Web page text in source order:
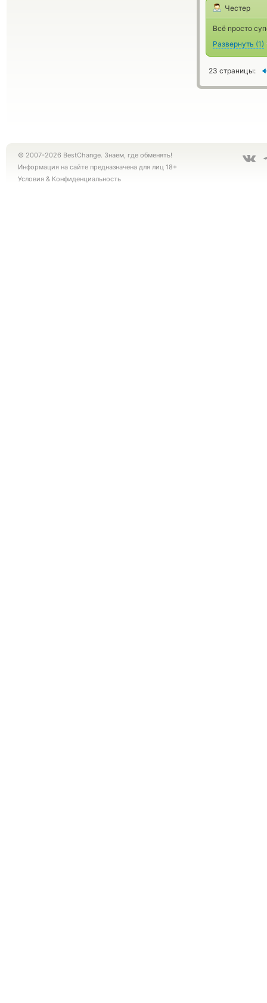
Честер
Всё просто
Развернуть (1)
23 страницы:
© 2007-2026 BestChange. Знаем, где обменять!
Информация на сайте предназначена для лиц 18+
Условия & Конфиденциальность